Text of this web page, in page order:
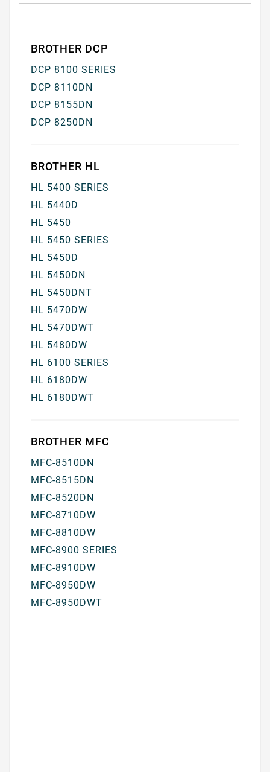
BROTHER DCP
DCP 8100 SERIES
DCP 8110DN
DCP 8155DN
DCP 8250DN
BROTHER HL
HL 5400 SERIES
HL 5440D
HL 5450
HL 5450 SERIES
HL 5450D
HL 5450DN
HL 5450DNT
HL 5470DW
HL 5470DWT
HL 5480DW
HL 6100 SERIES
HL 6180DW
HL 6180DWT
BROTHER MFC
MFC-8510DN
MFC-8515DN
MFC-8520DN
MFC-8710DW
MFC-8810DW
MFC-8900 SERIES
MFC-8910DW
MFC-8950DW
MFC-8950DWT